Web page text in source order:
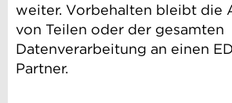
weiter. Vorbehalten bleibt die
von Teilen oder der gesamten
Datenverarbeitung an einen
Partner.